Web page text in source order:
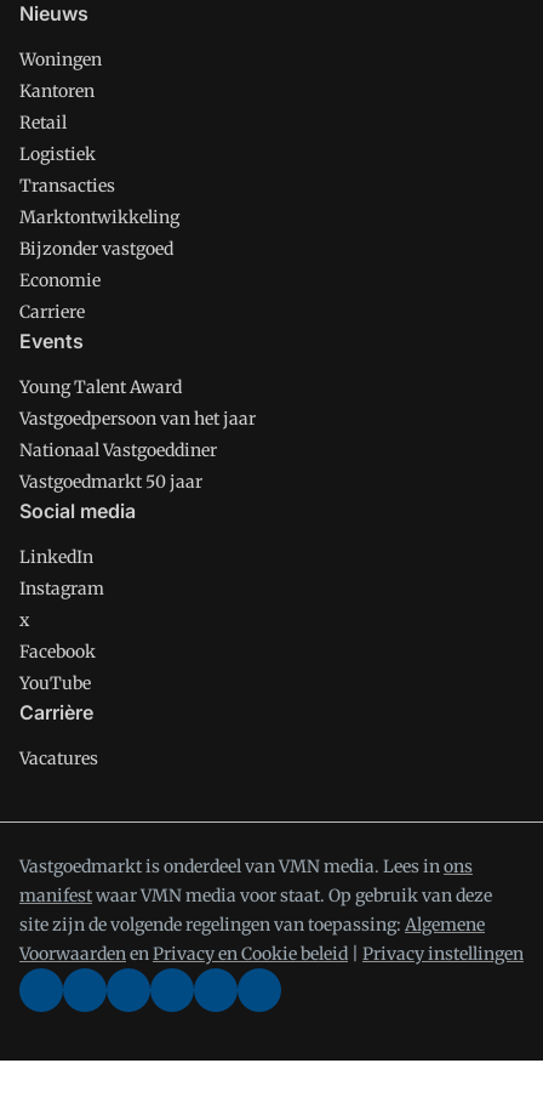
Nieuws
Woningen
Kantoren
Retail
Logistiek
Transacties
Marktontwikkeling
Bijzonder vastgoed
Economie
Carriere
Events
Young Talent Award
Vastgoedpersoon van het jaar
Nationaal Vastgoeddiner
Vastgoedmarkt 50 jaar
Social media
LinkedIn
Instagram
x
Facebook
YouTube
Carrière
Vacatures
Vastgoedmarkt is onderdeel van VMN media. Lees inons
manifestwaar VMN media voor staat. Op gebruik van deze
site zijn de volgende regelingen van toepassing: Algemene
VoorwaardenenPrivacy en Cookie beleid Privacy instellingen